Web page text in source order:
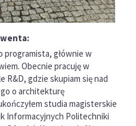
programista, głównie w
Obecnie pracuję w
R&D, gdzie skupiam się nad
o architekturę
studia magisterskie
Informacyjnych Politechniki